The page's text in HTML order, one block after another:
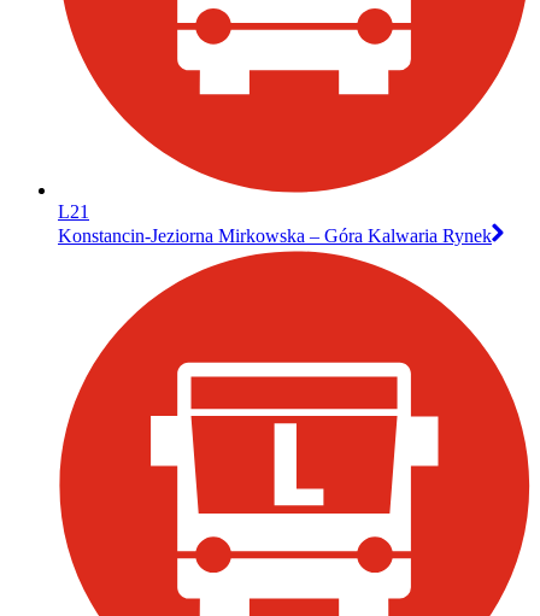
L21
Konstancin-Jeziorna Mirkowska – Góra Kalwaria Rynek